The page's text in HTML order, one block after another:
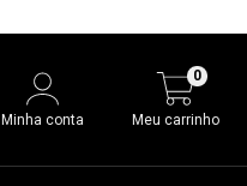
Minha conta Meu carrinho
0